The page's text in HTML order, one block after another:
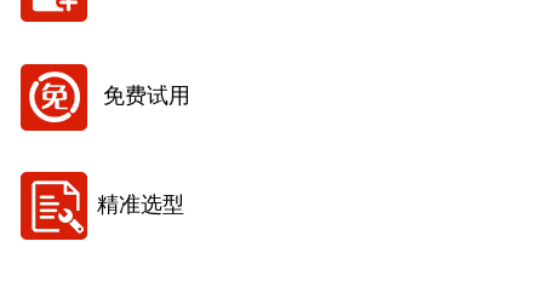
免费试用
精准选型